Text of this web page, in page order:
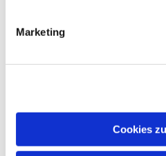
Marketing
Cookies